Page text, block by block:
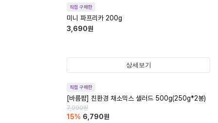
직접 구매한
미니 파프리카 200g
3,690원
상세보기
직접 구매한
[바름팜] 친환경 채소믹스 샐러드 500g(250g*2봉)
7,990원
15% 6,790원